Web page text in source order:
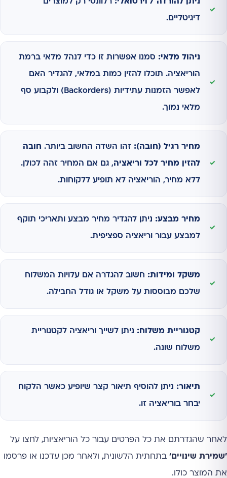
דיגיטליים.
ניהול מלאי: סמנו אפשרות זו כדי לנהל מלאי ברמת
הוריאציה. תוכלו להזין כמות במלאי, להגדיר האם
לאפשר הזמנות עתידיות (Backorders) ולקבוע סף
מלאי נמוך.
מחיר רגיל (חובה): זהו השדה החשוב ביותר. חובה
להזין מחיר לכל וריאציה, גם אם המחיר זהה לכולן.
ללא מחיר, הוריאציה לא תופיע ללקוחות.
מחיר מבצע: ניתן להגדיר מחיר מבצע ותאריכי תוקף
למבצע עבור וריאציה ספציפית.
משקל ומידות: חשוב להגדרה אם עלויות המשלוח
שלכם מבוססות על משקל או גודל החבילה.
קטגוריית משלוח: ניתן לשייך וריאציה לקטגוריית
משלוח שונה.
תיאור: ניתן להוסיף תיאור קצר שיופיע כאשר הלקוח
יבחר בוריאציה זו.
לאחר שהגדרתם את כל הפרטים עבור כל הוריאציות, לחצו על
'שמירת שינויים' בתחתית הלשונית, ולאחר מכן עדכנו או פרסמו
את המוצר כולו.